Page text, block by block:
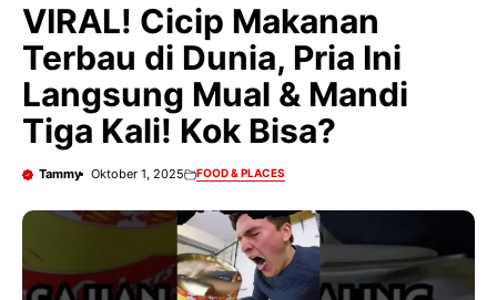
VIRAL! Cicip Makanan
Terbau di Dunia, Pria Ini
Langsung Mual & Mandi
Tiga Kali! Kok Bisa?
Tammy Oktober 1, 2025 FOOD & PLACES